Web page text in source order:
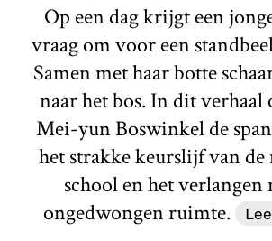
Op een dag krijgt een
vraag om voor een
Samen met haar botte
naar het bos. In dit verhaal
Mei-yun Boswinkel de
het strakke keurslijf van
school en het verlangen
ongedwongen ruimte.